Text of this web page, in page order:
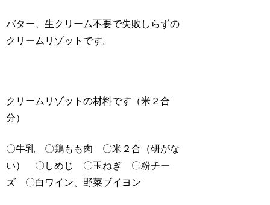
バター、生クリーム不要で失敗しらずの
クリームリゾットです。
クリームリゾットの材料です（米２合
分）
〇牛乳 〇鶏もも肉 〇米２合（研がな
い） 〇しめじ 〇玉ねぎ 〇粉チー
ズ 〇白ワイン、野菜ブイヨン